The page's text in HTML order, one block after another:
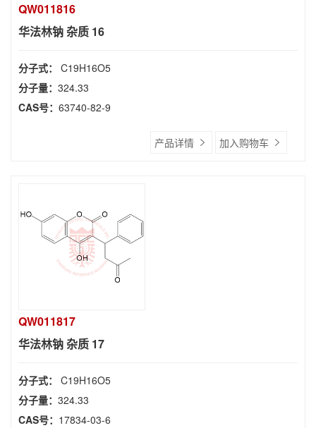
QW011816
华法林钠 杂质 16
分子式： C19H16O5
分子量： 324.33
CAS号： 63740-82-9
产品详情 加入购物车
QW011817
华法林钠 杂质 17
分子式： C19H16O5
分子量： 324.33
CAS号： 17834-03-6